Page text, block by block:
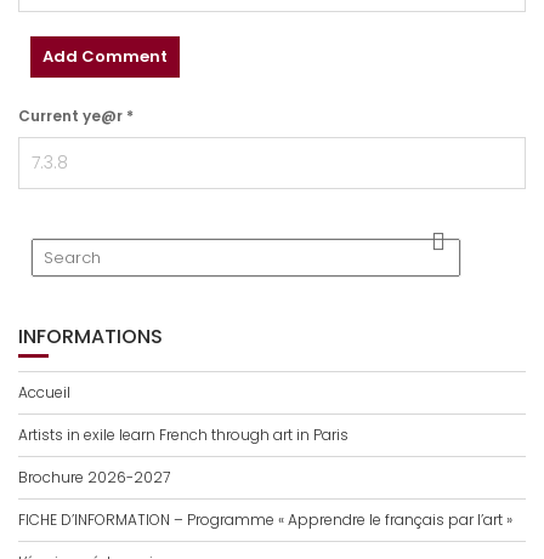
Current ye@r *
INFORMATIONS
Accueil
Artists in exile learn French through art in Paris
Brochure 2026-2027
FICHE D’INFORMATION – Programme « Apprendre le français par l’art »